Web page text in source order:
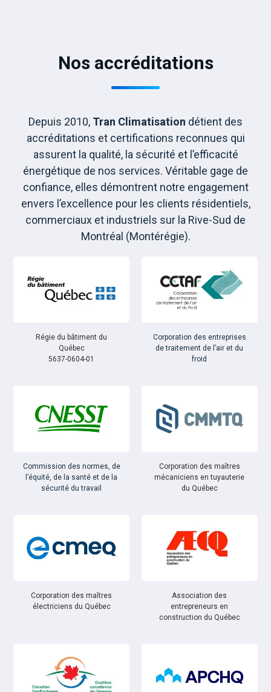
Nos accréditations
Depuis 2010, Tran Climatisation détient des
accréditations et certifications reconnues qui
assurent la qualité, la sécurité et l’efficacité
énergétique de nos services. Véritable gage de
confiance, elles démontrent notre engagement
envers l’excellence pour les clients résidentiels,
commerciaux et industriels sur la Rive-Sud de
Montréal (Montérégie).
Régie du bâtiment du
Québec
5637-0604-01
Corporation des entreprises
de traitement de l’air et du
froid
Commission des normes, de
l’équité, de la santé et de la
sécurité du travail
Corporation des maîtres
mécaniciens en tuyauterie
du Québec
Corporation des maîtres
électriciens du Québec
Association des
entrepreneurs en
construction du Québec